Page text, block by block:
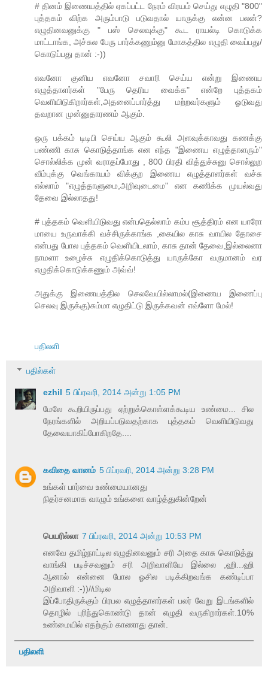
# தினம் இணையத்தில் ஏகப்பட்ட நேரம் விரயம் செய்து எழுதி "800"
புத்தகம் விற்க அரும்பாடு படுவதால் யாருக்கு என்ன பலன்?
எழுதினவனுக்கு " பஸ் செலவுக்கு" கூட ராயல்டி கொடுக்க
மாட்டாங்க, அச்சுல பேரு பார்க்கணும்னு மோகத்தில எழுதி வைப்பது/
கொடுப்பது தான் :-))
எவனோ குனிய எவனோ சவாரி செய்ய என்று இணைய
எழுத்தாளர்கள் "பேரு தெரிய வைக்க" என்றே புத்தகம்
வெளியிடுகிறார்கள்,அதனைப்பார்த்து மற்றவர்களும் ஓடுவது
தவறான முன்னுதாரணம் ஆகும்.
ஒரு பக்கம் டிடிபி செய்ய ஆகும் கூலி அளவுக்காவது கணக்கு
பண்ணி காசு கொடுத்தாங்க என எந்த "இணைய எழுத்தாளரும்"
சொல்லிக்க முன் வராதப்போது , 800 பிரதி வித்துச்சுனு சொல்லுற
வீம்புக்கு வெங்காயம் விக்குற இணைய எழுத்தாளர்கள் வச்சு
எல்லாம் "எழுத்தாளுமை,அறிவுடைமை" என கணிக்க முயல்வது
தேவை இல்லாதது!
# புத்தகம் வெளியிடுவது என்பதெல்லாம் கம்ப சூத்திரம் என யாரோ
மாயை உருவாக்கி வச்சிருக்காங்க ,கையில காசு வாயில தோசை
என்பது போல புத்தகம் வெளியிடலாம், காசு தான் தேவை,இல்லைனா
நாமளா உழைச்சு எழுதிக்கொடுத்து யாருக்கோ வருமானம் வர
எழுதிக்கொடுக்கணும் அவ்வ்!
அதுக்கு இணையத்தில செலவேயில்லாமல்(இணைய இணைப்பு
செலவு இருக்கு)சும்மா எழுதிட்டு இருக்கவன் எவ்ளோ மேல்!
பதிலளி
பதில்கள்
ezhil 5 பிப்ரவரி, 2014 அன்று 1:05 PM
மேலே கூறியிருப்பது ஏற்றுக்கொள்ளக்கூடிய உண்மை... சில
நேரங்களில் அறியப்படுவதற்காக புத்தகம் வெளியிடுவது
தேவையாகிப்போகிறதே....
கவிதை வானம் 5 பிப்ரவரி, 2014 அன்று 3:28 PM
உங்கள் பார்வை உண்மையானது
நிதர்சனமாக வாழும் உங்களை வாழ்த்துகின்றேன்
பெயரில்லா 7 பிப்ரவரி, 2014 அன்று 10:53 PM
எனவே தமிழ்நாட்டில எழுதினவனும் சரி அதை காசு கொடுத்து
வாங்கி படிச்சவனும் சரி அறிவாளியே இல்லை ,ஹி...ஹி
ஆனால் என்னை போல ஓசில படிக்கிறவங்க கண்டிப்பா
அறிவாளி :-))//மிடில
இப்போதிருக்கும் பிரபல எழுத்தாளர்கள் பலர் வேறு இடங்களில்
தொழில் புரிந்துகொண்டு தான் எழுதி வருகிறார்கள்.10%
உண்மையில் எதற்கும் காணாது தான்.
பதிலளி